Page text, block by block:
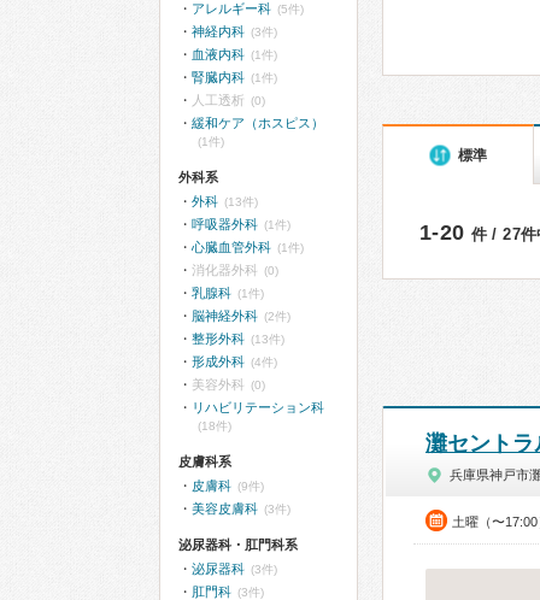
標準
1-20 件 / 27件
灘セントラ
兵庫県神戸市
土曜（〜17:00
アレルギー科 (5件)
神経内科 (3件)
血液内科 (1件)
腎臓内科 (1件)
人工透析 (0)
緩和ケア（ホスピス）
(1件)
外科系
外科 (13件)
呼吸器外科 (1件)
心臓血管外科 (1件)
消化器外科 (0)
乳腺科 (1件)
脳神経外科 (2件)
整形外科 (13件)
形成外科 (4件)
美容外科 (0)
リハビリテーション科
(18件)
皮膚科系
皮膚科 (9件)
美容皮膚科 (3件)
泌尿器科・肛門科系
泌尿器科 (3件)
肛門科 (3件)